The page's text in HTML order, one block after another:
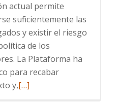
actual permite
suficientemente las
y existir el riesgo
de los
La Plataforma ha
para recabar
y,Leer
[…]